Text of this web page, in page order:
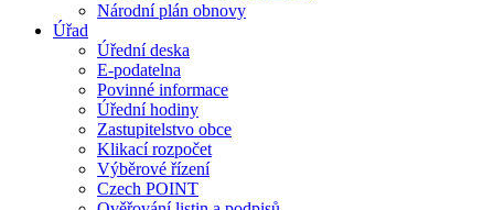
Národní plán obnovy
Úřad
Úřední deska
E-podatelna
Povinné informace
Úřední hodiny
Zastupitelstvo obce
Klikací rozpočet
Výběrové řízení
Czech POINT